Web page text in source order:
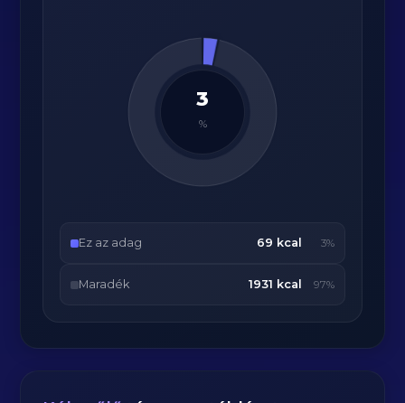
3
%
Ez az adag 69 kcal 3%
Maradék 1931 kcal 97%